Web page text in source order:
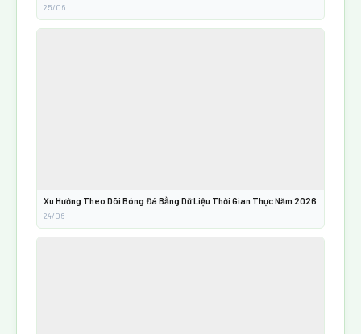
25/06
Xu Hướng Theo Dõi Bóng Đá Bằng Dữ Liệu Thời Gian Thực Năm 2026
24/06